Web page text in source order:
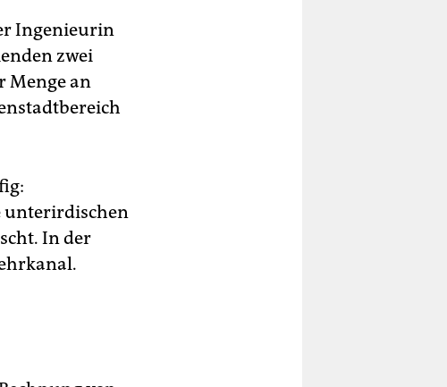
Ingenieurin
zwei
Menge an
unterirdischen
In der